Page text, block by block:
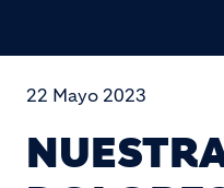
22 Mayo 2023